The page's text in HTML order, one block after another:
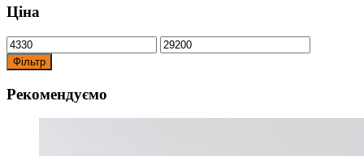
Ціна
Фільтр
Рекомендуємо